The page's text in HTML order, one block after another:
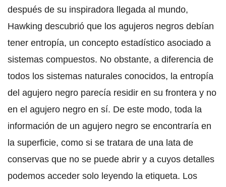
después de su inspiradora llegada al mundo,
Hawking descubrió que los agujeros negros debían
tener entropía, un concepto estadístico asociado a
sistemas compuestos. No obstante, a diferencia de
todos los sistemas naturales conocidos, la entropía
del agujero negro parecía residir en su frontera y no
en el agujero negro en sí. De este modo, toda la
información de un agujero negro se encontraría en
la superficie, como si se tratara de una lata de
conservas que no se puede abrir y a cuyos detalles
podemos acceder solo leyendo la etiqueta. Los